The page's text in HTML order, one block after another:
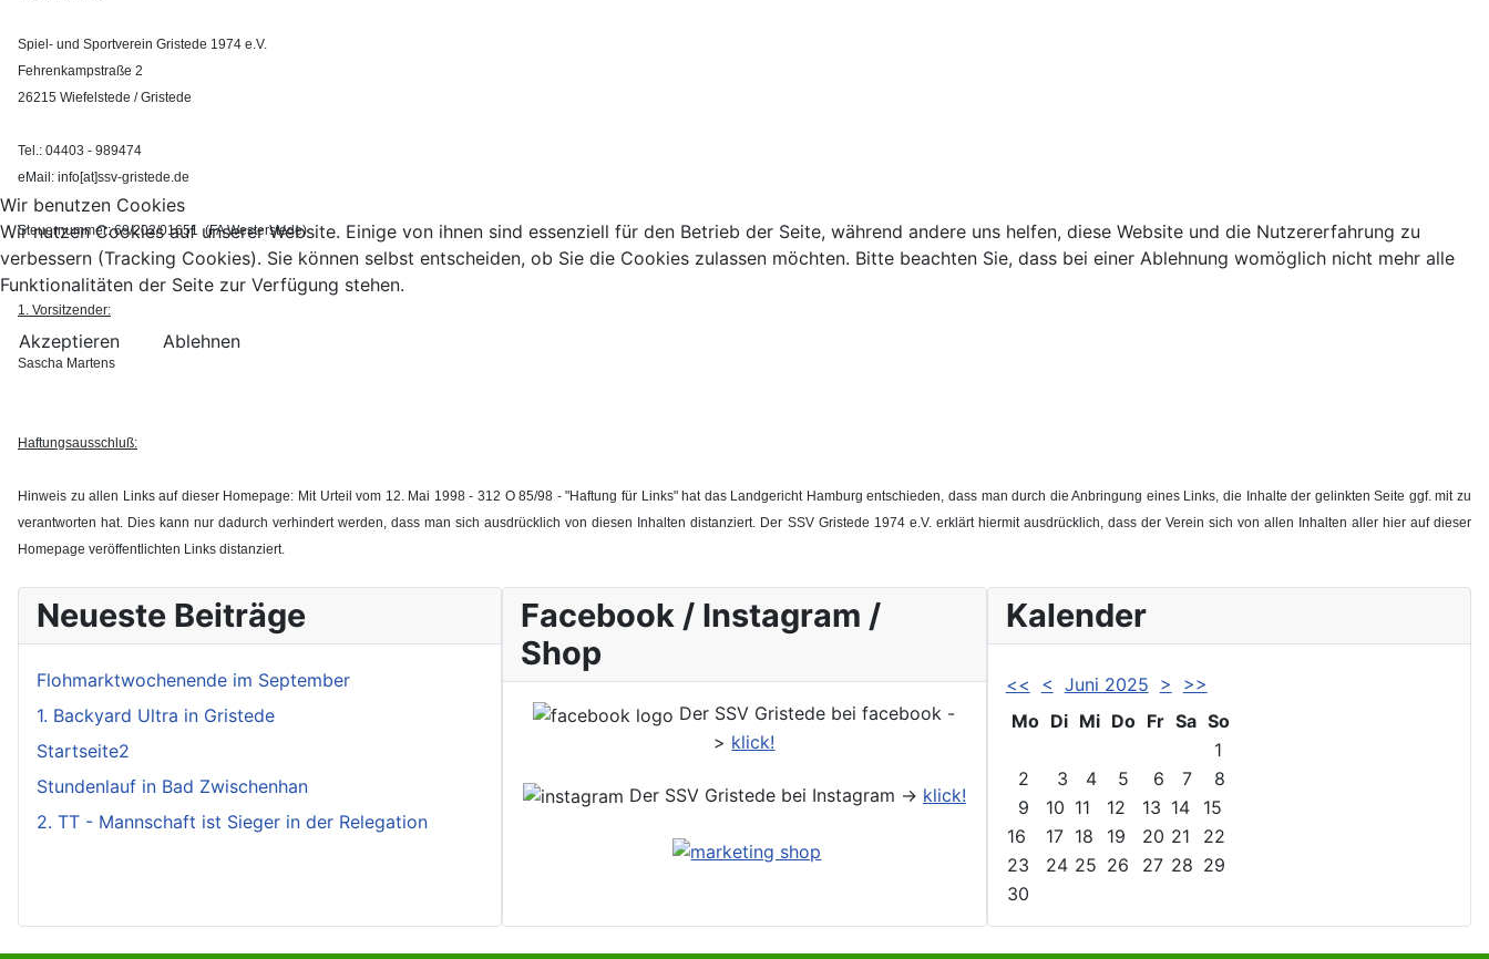
Spiel- und Sportverein Gristede 1974 e.V.
Fehrenkampstraße 2
26215 Wiefelstede / Gristede
Tel.: 04403 - 989474
eMail: info[at]ssv-gristede.de
Steuernummer: 69/202/01651 (FA Westerstede)
1. Vorsitzender:
Sascha Martens
Haftungsausschluß:
Hinweis zu allen Links auf dieser Homepage: Mit Urteil vom 12. Mai 1998 - 312 O 85/98 - "Haftung für Links" hat das Landgericht Hamburg entschieden, dass man durch die Anbringung eines Links, die Inhalte der gelinkten Seite ggf. mit zu
verantworten hat. Dies kann nur dadurch verhindert werden, dass man sich ausdrücklich von diesen Inhalten distanziert. Der SSV Gristede 1974 e.V. erklärt hiermit ausdrücklich, dass der Verein sich von allen Inhalten aller hier auf dieser
Homepage veröffentlichten Links distanziert.
Neueste Beiträge
Flohmarktwochenende im September
1. Backyard Ultra in Gristede
Startseite2
Stundenlauf in Bad Zwischenhan
2. TT - Mannschaft ist Sieger in der Relegation
Facebook / Instagram /
Shop
Der SSV Gristede bei facebook -
> klick!
Der SSV Gristede bei Instagram -> klick!
Kalender
<< < Juni 2025 >
>>
Mo Di Mi Do Fr Sa So
1
2
3 4 5 6 7
8
9
10 11 12 13 14
15
16
17 18 19 20 21
22
23
24 25 26 27 28 29
30
Wir benutzen Cookies
Wir nutzen Cookies auf unserer Website. Einige von ihnen sind essenziell für den Betrieb der Seite, während andere uns helfen, diese Website und die Nutzererfahrung zu
verbessern (Tracking Cookies). Sie können selbst entscheiden, ob Sie die Cookies zulassen möchten. Bitte beachten Sie, dass bei einer Ablehnung womöglich nicht mehr alle
Funktionalitäten der Seite zur Verfügung stehen.
Akzeptieren Ablehnen